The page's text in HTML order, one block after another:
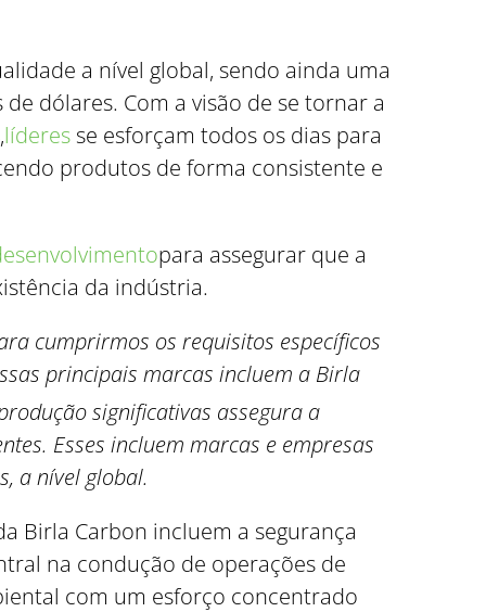
a nível global, sendo ainda uma
dólares. Com a visão de se tornar a
líderes se esforçam todos os dias para
produtos de forma consistente e
para assegurar que a
da indústria.
cumprirmos os requisitos específicos
principais marcas incluem a Birla
significativas assegura a
Esses incluem marcas e empresas
a nível global.
Birla Carbon incluem a segurança
na condução de operações de
com um esforço concentrado